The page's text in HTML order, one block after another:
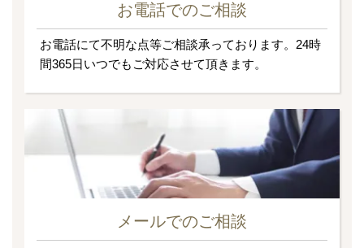
お電話でのご相談
お電話にて不明な点等ご相談承っております。24時
間365日いつでもご対応させて頂きます。
メールでのご相談